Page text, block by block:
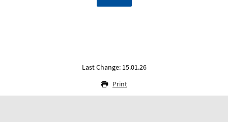
Last Change: 15.01.26
Print